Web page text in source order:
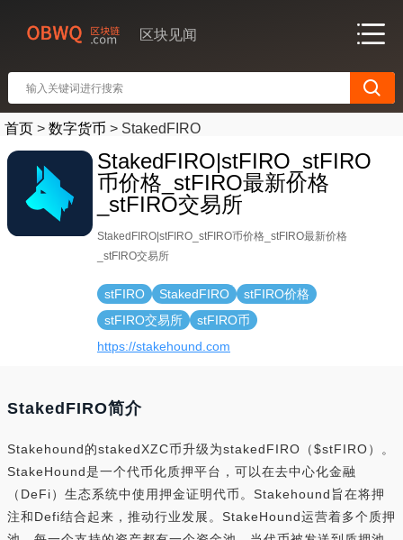
区块见闻
首页 > 数字货币 > StakedFIRO
StakedFIRO|stFIRO_stFIRO
币价格_stFIRO最新价格
_stFIRO交易所
StakedFIRO|stFIRO_stFIRO币价格_stFIRO最新价格
_stFIRO交易所
stFIRO StakedFIRO
stFIRO价格
stFIRO交易所
stFIRO币
https://stakehound.com
StakedFIRO简介
Stakehound的stakedXZC币升级为stakedFIRO（$stFIRO）。
StakeHound是一个代币化质押平台，可以在去中心化金融
（DeFi）生态系统中使用押金证明代币。Stakehound旨在将押
注和Defi结合起来，推动行业发展。StakeHound运营着多个质押